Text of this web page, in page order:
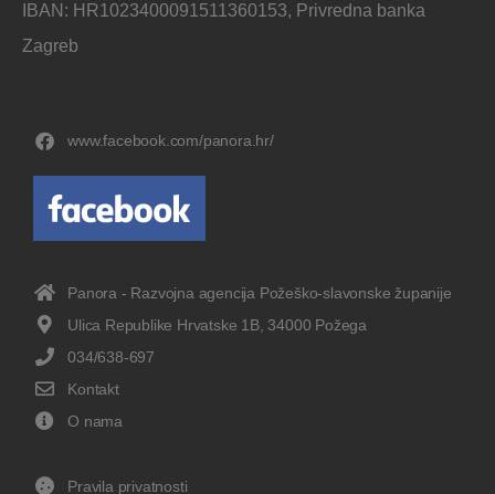
IBAN: HR1023400091511360153, Privredna banka
Zagreb
www.facebook.com/panora.hr/
Panora - Razvojna agencija Požeško-slavonske županije
Ulica Republike Hrvatske 1B, 34000 Požega
034/638-697
Kontakt
O nama
Pravila privatnosti